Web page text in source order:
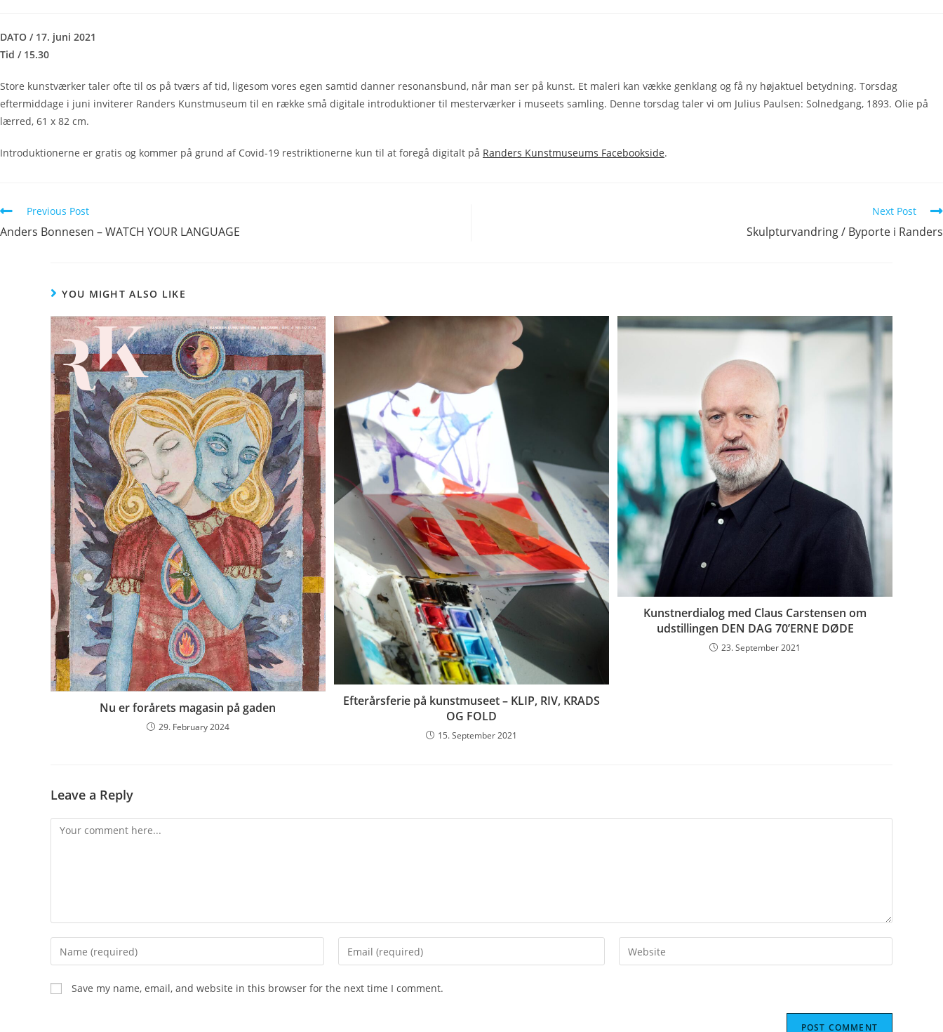
DATO / 17. juni 2021
Tid / 15.30
Store kunstværker taler ofte til os på tværs af tid, ligesom vores egen samtid danner resonansbund, når man ser på kunst. Et maleri kan vække genklang og få ny højaktuel betydning. Torsdag
eftermiddage i juni inviterer Randers Kunstmuseum til en række små digitale introduktioner til mesterværker i museets samling. Denne torsdag taler vi om Julius Paulsen: Solnedgang, 1893. Olie på
lærred, 61 x 82 cm.
Introduktionerne er gratis og kommer på grund af Covid-19 restriktionerne kun til at foregå digitalt på Randers Kunstmuseums Facebookside.
Previous Post
Anders Bonnesen – WATCH YOUR LANGUAGE
Next Post
Skulpturvandring / Byporte i Randers
YOU MIGHT ALSO LIKE
Nu er forårets magasin på gaden
29. February 2024
Efterårsferie på kunstmuseet – KLIP, RIV, KRADS
OG FOLD
15. September 2021
Kunstnerdialog med Claus Carstensen om
udstillingen DEN DAG 70’ERNE DØDE
23. September 2021
Leave a Reply
Save my name, email, and website in this browser for the next time I comment.